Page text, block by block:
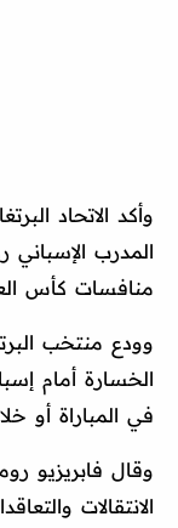
وأكد الاتحاد
المدرب الإسباني
منافسات كأس العالم
وودع منتخب
في المباراة أو
وقال فابريزيو
الانتقالات